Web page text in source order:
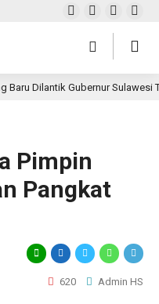
Baru Dilantik Gubernur Sulawesi
Pimpin
Pangkat
620 Admin HS